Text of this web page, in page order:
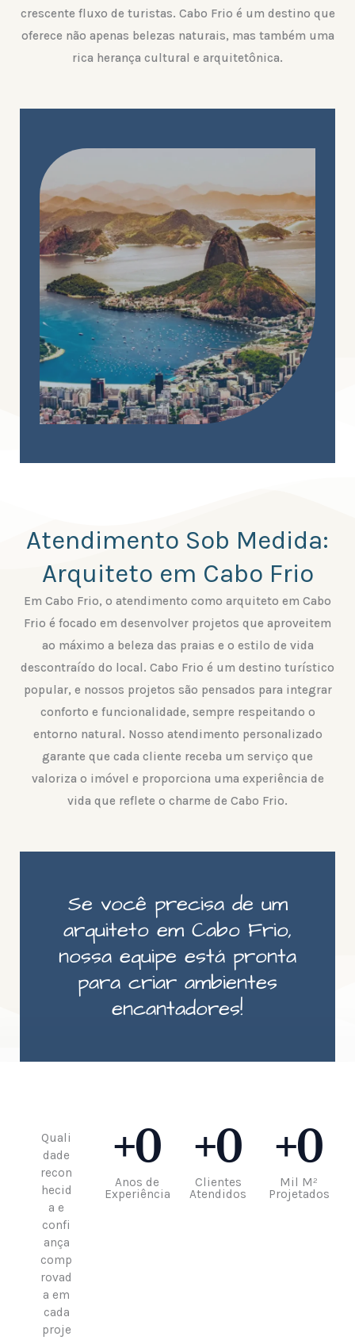
crescente fluxo de turistas. Cabo Frio é um destino que
oferece não apenas belezas naturais, mas também uma
rica herança cultural e arquitetônica.
Atendimento Sob Medida:
Arquiteto em Cabo Frio
Em Cabo Frio, o atendimento como arquiteto em Cabo
Frio é focado em desenvolver projetos que aproveitem
ao máximo a beleza das praias e o estilo de vida
descontraído do local. Cabo Frio é um destino turístico
popular, e nossos projetos são pensados para integrar
conforto e funcionalidade, sempre respeitando o
entorno natural. Nosso atendimento personalizado
garante que cada cliente receba um serviço que
valoriza o imóvel e proporciona uma experiência de
vida que reflete o charme de Cabo Frio.
Se você precisa de um
arquiteto em Cabo Frio,
nossa equipe está pronta
para criar ambientes
encantadores!
Quali
dade
recon
hecid
a e
confi
ança
comp
rovad
a em
cada
proje
+0
Anos de
Experiência
+0
Clientes
Atendidos
+0
Mil M²
Projetados